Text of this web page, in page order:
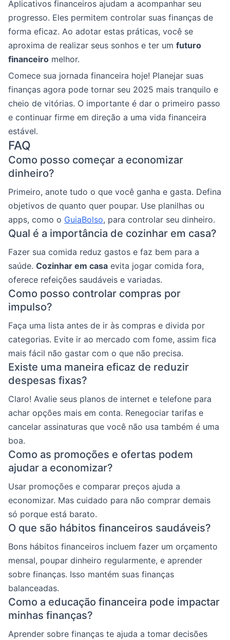
Aplicativos financeiros ajudam a acompanhar seu
progresso. Eles permitem controlar suas finanças de
forma eficaz. Ao adotar estas práticas, você se
aproxima de realizar seus sonhos e ter um futuro
financeiro melhor.
Comece sua jornada financeira hoje! Planejar suas
finanças agora pode tornar seu 2025 mais tranquilo e
cheio de vitórias. O importante é dar o primeiro passo
e continuar firme em direção a uma vida financeira
estável.
FAQ
Como posso começar a economizar
dinheiro?
Primeiro, anote tudo o que você ganha e gasta. Defina
objetivos de quanto quer poupar. Use planilhas ou
apps, como o GuiaBolso, para controlar seu dinheiro.
Qual é a importância de cozinhar em casa?
Fazer sua comida reduz gastos e faz bem para a
saúde. Cozinhar em casa evita jogar comida fora,
oferece refeições saudáveis e variadas.
Como posso controlar compras por
impulso?
Faça uma lista antes de ir às compras e divida por
categorias. Evite ir ao mercado com fome, assim fica
mais fácil não gastar com o que não precisa.
Existe uma maneira eficaz de reduzir
despesas fixas?
Claro! Avalie seus planos de internet e telefone para
achar opções mais em conta. Renegociar tarifas e
cancelar assinaturas que você não usa também é uma
boa.
Como as promoções e ofertas podem
ajudar a economizar?
Usar promoções e comparar preços ajuda a
economizar. Mas cuidado para não comprar demais
só porque está barato.
O que são hábitos financeiros saudáveis?
Bons hábitos financeiros incluem fazer um orçamento
mensal, poupar dinheiro regularmente, e aprender
sobre finanças. Isso mantém suas finanças
balanceadas.
Como a educação financeira pode impactar
minhas finanças?
Aprender sobre finanças te ajuda a tomar decisões